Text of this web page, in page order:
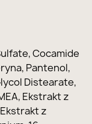
Cocamide
Pantenol,
Distearate,
Ekstrakt z
z